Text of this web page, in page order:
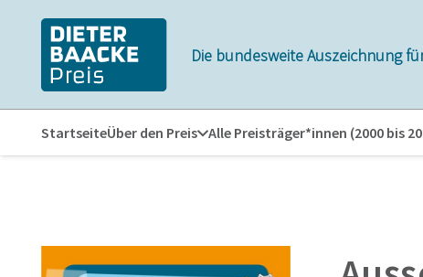
springen
Navigation
springen
Die bundesweite Auszeichnung
StartseiteÜber den Preis Alle Preisträger*innen (2000 bis